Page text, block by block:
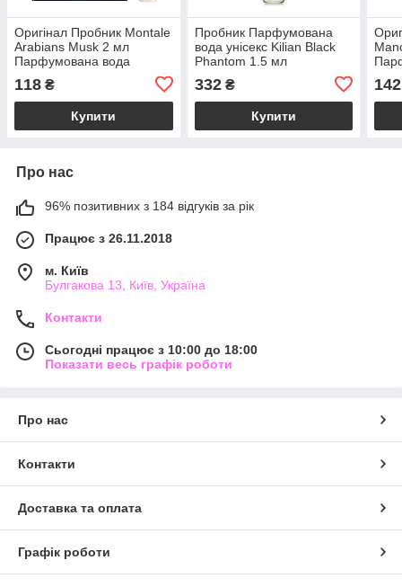
Оригінал Пробник Montale
Arabians Musk 2 мл
Парфумована вода
118 ₴
Купити
Пробник Парфумована
вода унісекс Kilian Black
Phantom 1.5 мл
332₴
Купити
142
Про нас
96% позитивних з 184 відгуків за рік
Працює з 26.11.2018
м. Київ
Булгакова 13, Київ, Україна
Контакти
Сьогодні працює з 10:00 до 18:00
Показати весь графік роботи
Про нас
Контакти
Доставка та оплата
Графік роботи